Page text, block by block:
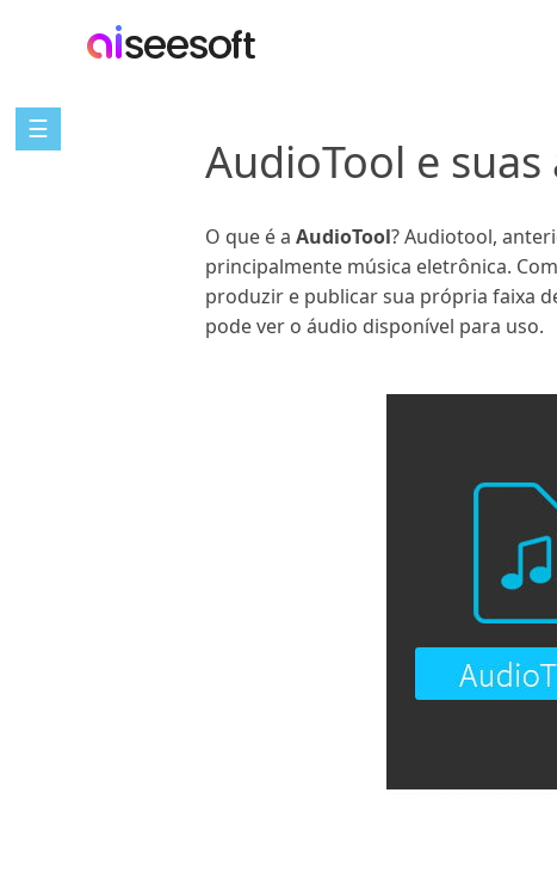
☰
AudioTool e
O que é a AudioTool? Audiotool,
principalmente música eletrônica.
produzir e publicar sua própria faixa
pode ver o áudio disponível para uso.